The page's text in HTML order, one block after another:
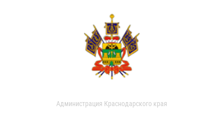
Администрация Краснодарского края